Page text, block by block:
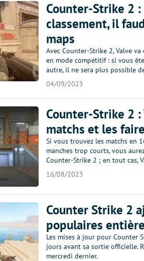
Counter-Strike 2
classement, il
maps
Avec Counter-Strike 2, Valve
en mode compétitif : si vous
autre, il ne sera plus possible
04/09/2023
Counter-Strike 2
matchs et les
Si vous trouvez les matchs en
manches trop courts, vous
Counter-Strike 2 ; en tout cas,
16/08/2023
Counter Strike 2
populaires
Les mises à jour pour Counter
jours avant sa sortie officielle.
mercredi dernier.